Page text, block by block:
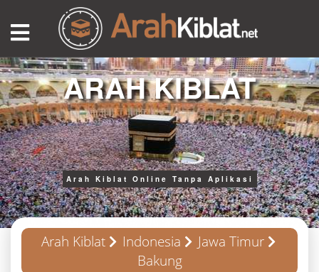
ARAH KIBLAT
Arah Kiblat Online Tanpa Aplikasi
Arah Kiblat Indonesia
Jawa Timur
Bakung